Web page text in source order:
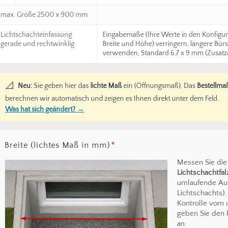
max. Größe 2500 x 900 mm
Lichtschachteinfassung
gerade und rechtwinklig
Eingabemaße (Ihre Werte in den
Breite und Höhe) verringern, längere
verwenden, Standard 6,7 x 9 mm
📐 Neu:Sie geben hier das lichte Maßein (Öffnungsmaß). Das
berechnen wir automatisch und zeigen es Ihnen direkt unter dem Feld.
Was hat sich geändert? →
Breite (lichtes Maß in mm) *
Messen Sie die
umlaufende
Kontrolle vorn
geben Sie den
an.